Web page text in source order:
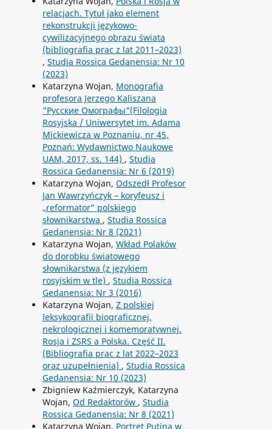
relacjach. Tytuł jako element
rekonstrukcji językowo-
cywilizacyjnego obrazu świata
(bibliografia prac z lat 2011–2023)
, Studia Rossica Gedanensia: Nr 10
(2023)
Katarzyna Wojan, Monografia
profesora Jerzego Kaliszana
"Русские Омографы"(Filologia
Rosyjska / Uniwersytet im. Adama
Mickiewicza w Poznaniu, nr 45,
Poznań: Wydawnictwo Naukowe
UAM, 2017, ss. 144) , Studia
Rossica Gedanensia: Nr 6 (2019)
Katarzyna Wojan, Odszedł Profesor
Jan Wawrzyńczyk – koryfeusz i
„reformator” polskiego
słownikarstwa , Studia Rossica
Gedanensia: Nr 8 (2021)
Katarzyna Wojan, Wkład Polaków
do dorobku światowego
słownikarstwa (z językiem
rosyjskim w tle) , Studia Rossica
Gedanensia: Nr 3 (2016)
Katarzyna Wojan, Z polskiej
leksykografii biograficznej,
nekrologicznej i komemoratywnej.
Rosja i ZSRS a Polska. Część II.
(Bibliografia prac z lat 2022–2023
oraz uzupełnienia) , Studia Rossica
Gedanensia: Nr 10 (2023)
Zbigniew Kaźmierczyk, Katarzyna
Wojan, Od Redaktorów , Studia
Rossica Gedanensia: Nr 8 (2021)
Katarzyna Wojan, Portret Putina w